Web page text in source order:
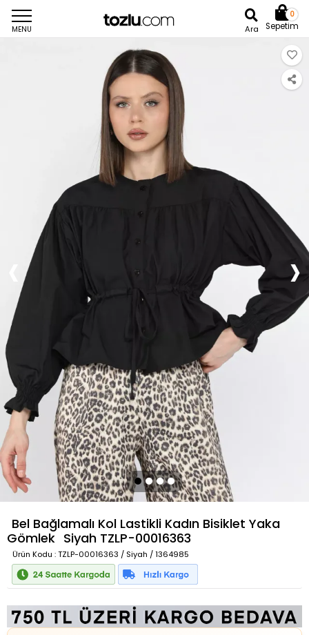
MENU Ara
0
Sepetim
Bel Bağlamalı Kol Lastikli Kadın Bisiklet Yaka
Gömlek Siyah TZLP-00016363
Ürün Kodu : TZLP-00016363 / Siyah / 1364985